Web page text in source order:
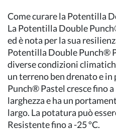
Come curare la Potentilla
La Potentilla Double
ed è nota per la sua
Potentilla Double Punch®
diverse condizioni
un terreno ben drenato e in
Punch® Pastel cresce fino
larghezza e ha un
largo. La potatura può
Resistente fino a -25 ºC.